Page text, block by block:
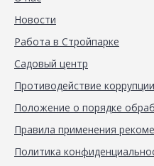
Новости
Работа в Стройпарке
Садовый центр
Противодействие коррупции
Положение о порядке
Правила применения
Политика